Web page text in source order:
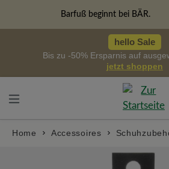
Freiheitspioniere
hello Sale
Bis zu -50% Ersparnis auf
jetzt shoppen
Home Accessoires
Bildergalerie überspringen